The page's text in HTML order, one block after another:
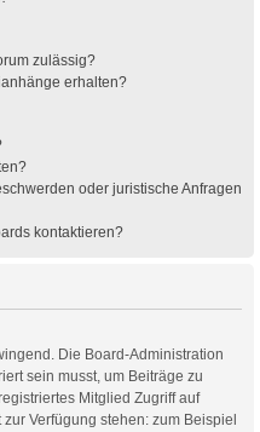
zulässig?
erhalten?
oder juristische Anfragen
kontaktieren?
Die Board-Administration
sein musst, um Beiträge zu
Mitglied Zugriff auf
Verfügung stehen: zum Beispiel